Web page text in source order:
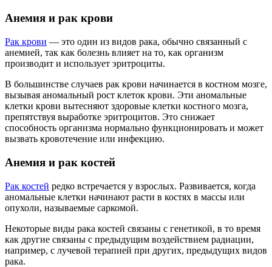
Анемия и рак крови
Рак крови — это один из видов рака, обычно связанный с
анемией, так как болезнь влияет на то, как организм
производит и использует эритроциты.
В большинстве случаев рак крови начинается в костном мозге,
вызывая аномальный рост клеток крови. Эти аномальные
клетки крови вытесняют здоровые клетки костного мозга,
препятствуя выработке эритроцитов. Это снижает
способность организма нормально функционировать и может
вызвать кровотечение или инфекцию.
Анемия и рак костей
Рак костей редко встречается у взрослых. Развивается, когда
аномальные клетки начинают расти в костях в массы или
опухоли, называемые саркомой.
Некоторые виды рака костей связаны с генетикой, в то время
как другие связаны с предыдущим воздействием радиации,
например, с лучевой терапией при других, предыдущих видов
рака.